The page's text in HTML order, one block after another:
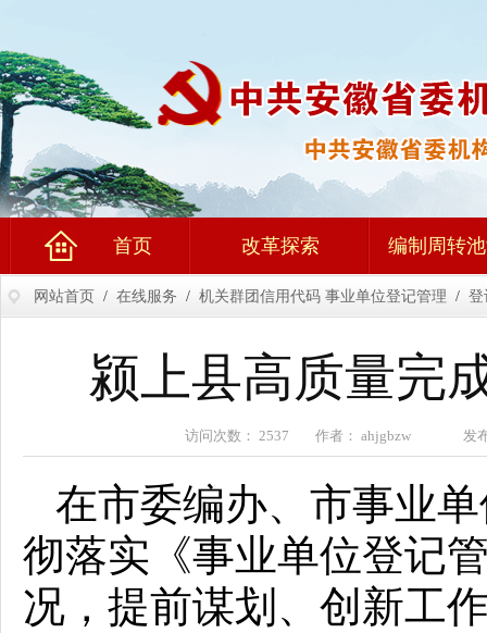
首页 改革探索 编制周转
网站首页 / 在线服务 / 机关群团信用代码 事业单位登记管理 / 登
颍上县高质量完
访问次数： 2537 作者： ahjgbzw 发布
在市委编办、市事业
彻落实《事业单位登记
况，提前谋划、创新工